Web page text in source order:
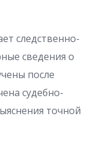
следственно-
сведения о
после
судебно-
точной